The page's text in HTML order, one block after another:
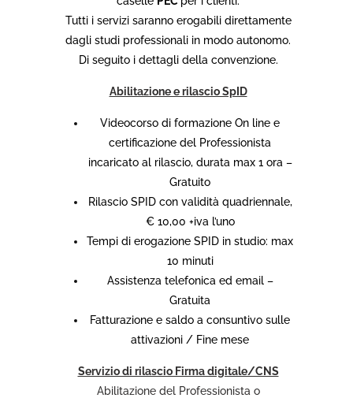
Tutti i servizi saranno erogabili direttamente
dagli studi professionali in modo autonomo.
Di seguito i dettagli della convenzione.
Abilitazione e rilascio SpID
Videocorso di formazione On line e
certificazione del Professionista
incaricato al rilascio, durata max 1 ora –
Gratuito
Rilascio SPID con validità quadriennale,
€ 10,00 +iva l’uno
Tempi di erogazione SPID in studio: max
10 minuti
Assistenza telefonica ed email –
Gratuita
Fatturazione e saldo a consuntivo sulle
attivazioni / Fine mese
Servizio di rilascio Firma digitale/CNS
Abilitazione del Professionista o